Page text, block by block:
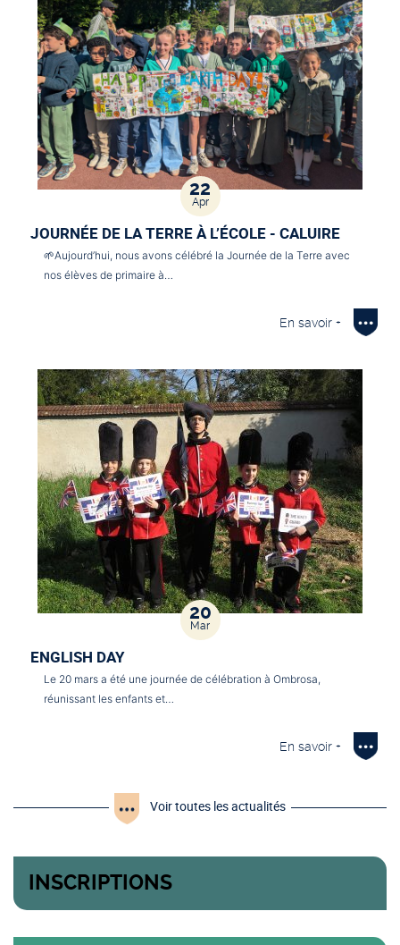
22
Apr
JOURNÉE DE LA TERRE À L’ÉCOLE - CALUIRE
🌱Aujourd’hui, nous avons célébré la Journée de la Terre avec
nos élèves de primaire à…
En savoir +
20
Mar
ENGLISH DAY
Le 20 mars a été une journée de célébration à Ombrosa,
réunissant les enfants et…
En savoir +
Voir toutes les actualités
INSCRIPTIONS